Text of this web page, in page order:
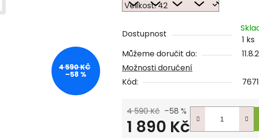
Dostupnost
1 ks
Můžeme doručit do:
Možnosti doručení
Kód:
4 590 Kč –58 %
1 890 Kč
4 590 KČ
–58 %